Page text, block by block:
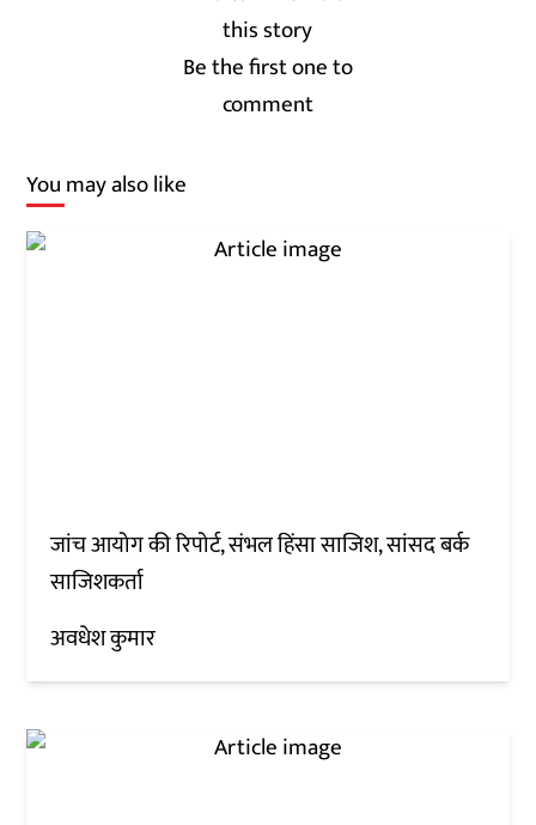
Be the first one to
comment
You may also like
जांच आयोग की रिपोर्ट, संभल हिंसा साजिश, सांसद बर्क
साजिशकर्ता
अवधेश कुमार